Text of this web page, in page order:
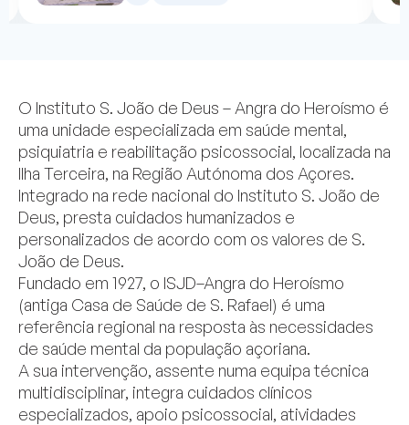
O Instituto S. João de Deus – Angra do Heroísmo é
uma unidade especializada em saúde mental,
psiquiatria e reabilitação psicossocial, localizada na
Ilha Terceira, na Região Autónoma dos Açores.
Integrado na rede nacional do Instituto S. João de
Deus, presta cuidados humanizados e
personalizados de acordo com os valores de S.
João de Deus.
Fundado em 1927, o ISJD–Angra do Heroísmo
(antiga Casa de Saúde de S. Rafael) é uma
referência regional na resposta às necessidades
de saúde mental da população açoriana.
A sua intervenção, assente numa equipa técnica
multidisciplinar, integra cuidados clínicos
especializados, apoio psicossocial, atividades